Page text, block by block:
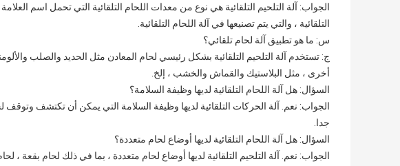
الجواب: آلة التلحيم التلقائية هي نوع من معدات اللحام التلقائية التي تحمل اسم
التلقائية ، والتي يتم تصنيعها في آلة اللحام التلقائية.
س: ما هو تطبيق آلة لحام تلقائي؟
ج: تستخدم آلة التلحيم التلقائية بشكل رئيسي لحام المعادن مثل الحديد والصلب
أخرى ، مثل البلاستيك والقماش والخشب ، إلخ.
السؤال: هل آلة اللحام التلقائية لديها وظيفة السلامة؟
الجواب: نعم. آلة الحركات التلقائية لديها وظيفة السلامة التي يمكن أن تكتشف
جدا.
السؤال: هل آلة اللحام التلقائية لديها أوضاع لحام متعددة؟
الجواب: نعم. آلة التلحيم التلقائية لديها أوضاع لحام متعددة ، بما في ذلك لحام بقعة ،